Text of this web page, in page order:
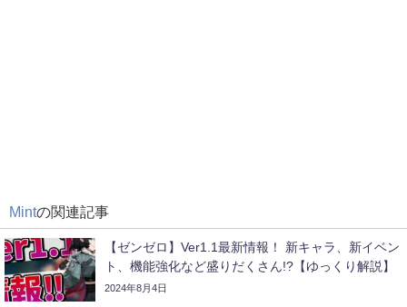
Mintの関連記事
【ゼンゼロ】Ver1.1最新情報！ 新キャラ、新イベン
ト、機能強化など盛りだくさん!?【ゆっくり解説】
2024年8月4日